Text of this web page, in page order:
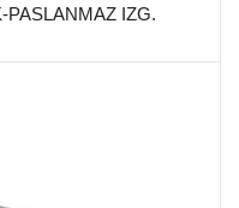
PASLANMAZ IZG.